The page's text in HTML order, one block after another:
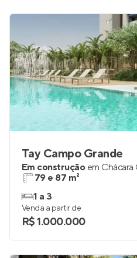
Tay Campo Grande
Em construção em Chácara
79 e 87 m²
1 a 3
Venda a partir de
R$ 1.000.000